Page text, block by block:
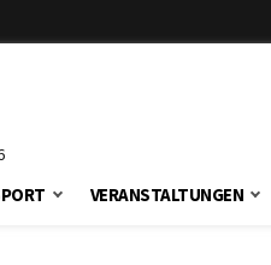
VERANSTALTUNGEN